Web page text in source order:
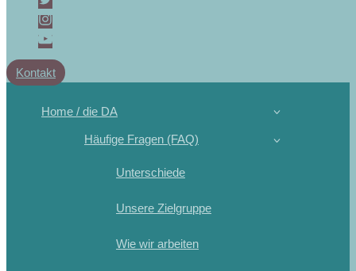
Kontakt
Home / die DA
Häufige Fragen (FAQ)
Unterschiede
Unsere Zielgruppe
Wie wir arbeiten